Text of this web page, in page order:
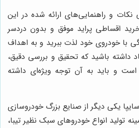
نکات و راهنمایی‌های ارائه شده در این
اقساطی پراید موفق و بدون دردسر
با خودروی خود لذت ببرید و به اهداف
داشته باشید که تحقیق و بررسی دقیق،
و باید به آن توجه ویژه‌ای داشته
یکی دیگر از صنایع بزرگ خودروسازی
تولید انواع خودروهای سبک نظیر تیبا،